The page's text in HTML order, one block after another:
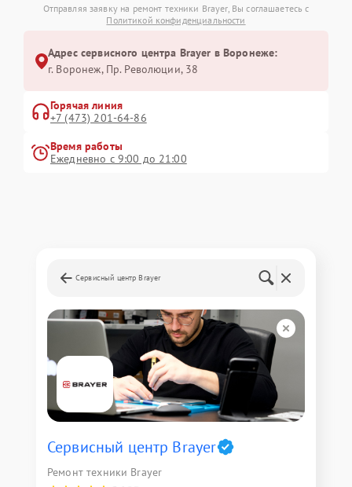
Отправляя заявку на ремонт техники Brayer, Вы соглашаетесь с
Политикой конфиденциальности
Адрес сервисного центра Brayer в Воронеже:
г. Воронеж, Пр. Революции, 38
Горячая линия
+7 (473) 201-64-86
Время работы
Ежедневно с 9:00 до 21:00
Сервисный центр Brayer
Сервисный центр Brayer
Ремонт техники Brayer